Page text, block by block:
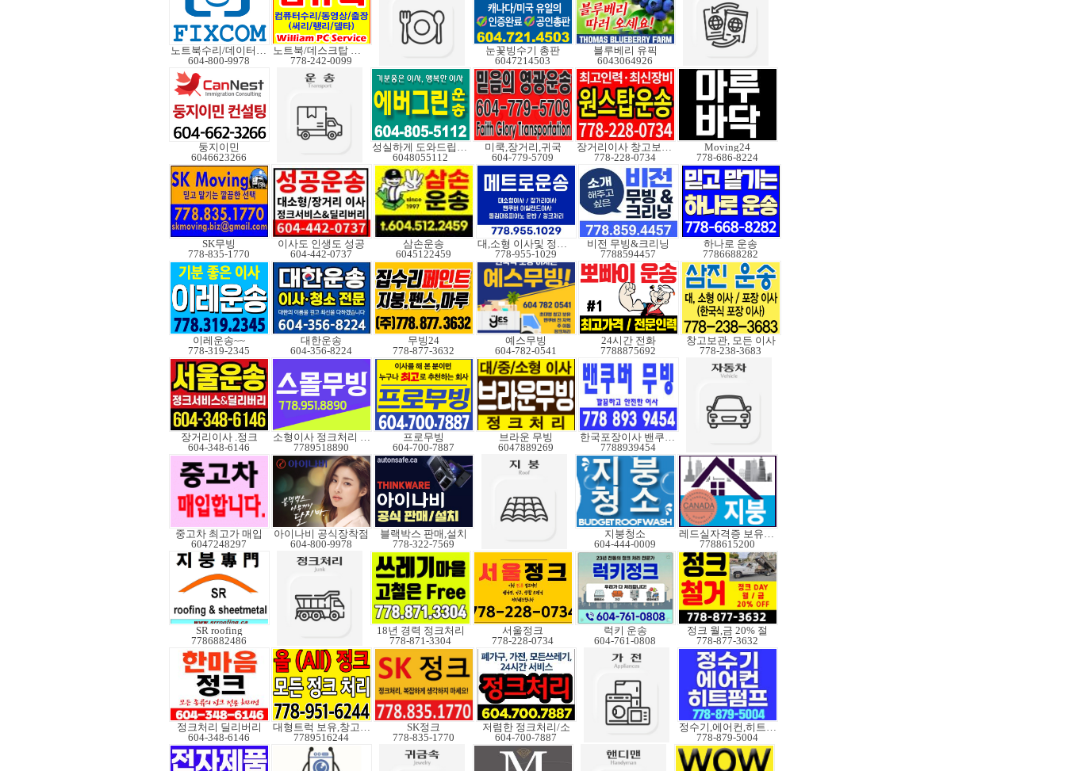
노트북수리/데이터복구
604-800-9978
노트북/데스크탑 수리
778-242-0099
눈꽃빙수기 총판
6047214503
블루베리 유픽
6043064926
둥지이민
6046623266
성실하게 도와드립니다
6048055112
미쿡,장거리,귀국
604-779-5709
장거리이사 창고보관정크
778-228-0734
Moving24
778-686-8224
SK무빙
778-835-1770
이사도 인생도 성공
604-442-0737
삼손운송
6045122459
대,소형 이사및 정크처
778-955-1029
비전 무빙&크리닝
7788594457
하나로 운송
7786688282
이레운송~~
778-319-2345
대한운송
604-356-8224
무빙24
778-877-3632
예스무빙
604-782-0541
24시간 전화
7788875692
창고보관, 모든 이사
778-238-3683
장거리이사 .정크
604-348-6146
소형이사 정크처리 무빙
7789518890
프로무빙
604-700-7887
브라운 무빙
6047889269
한국포장이사 밴쿠버무빙
7788939454
중고차 최고가 매입
6047248297
아이나비 공식장착점
604-800-9978
블랙박스 판매,설치
778-322-7569
지붕청소
604-444-0009
레드실자격증 보유업체
7788615200
SR roofing
7786882486
18년 경력 정크처리
778-871-3304
서울정크
778-228-0734
럭키 운송
604-761-0808
정크 월,금 20% 절
778-877-3632
정크처리 딜리버리
604-348-6146
대형트럭 보유,창고보관
7789516244
SK정크
778-835-1770
저렴한 정크처리/소
604-700-7887
정수기,에어컨,히트펌프
778-879-5004